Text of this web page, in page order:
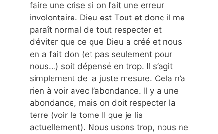
faire une crise si on fait une erreur
involontaire. Dieu est Tout et donc il me
paraît normal de tout respecter et
d’éviter que ce que Dieu a créé et nous
en a fait don (et pas seulement pour
nous…) soit dépensé en trop. Il s’agit
simplement de la juste mesure. Cela n’a
rien à voir avec l’abondance. Il y a une
abondance, mais on doit respecter la
terre (voir le tome II que je lis
actuellement). Nous usons trop, nous ne